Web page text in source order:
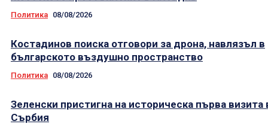
Политика 08/08/2026
Костадинов поиска отговори за дрона, навлязъл в
българското въздушно пространство
Политика 08/08/2026
Зеленски пристигна на историческа първа визита
Сърбия